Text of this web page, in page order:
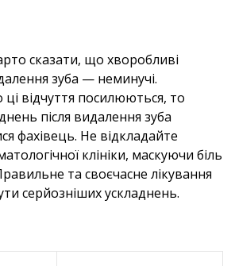
сказати, що хворобливі
зуба — неминучі.
відчуття посилюються, то
після видалення зуба
фахівець. Не відкладайте
клініки, маскуючи біль
та своєчасне лікування
серйозніших ускладнень.